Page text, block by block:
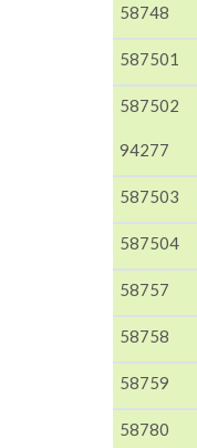
58748
587501
587502
94277
587503
587504
58757
58758
58759
58780